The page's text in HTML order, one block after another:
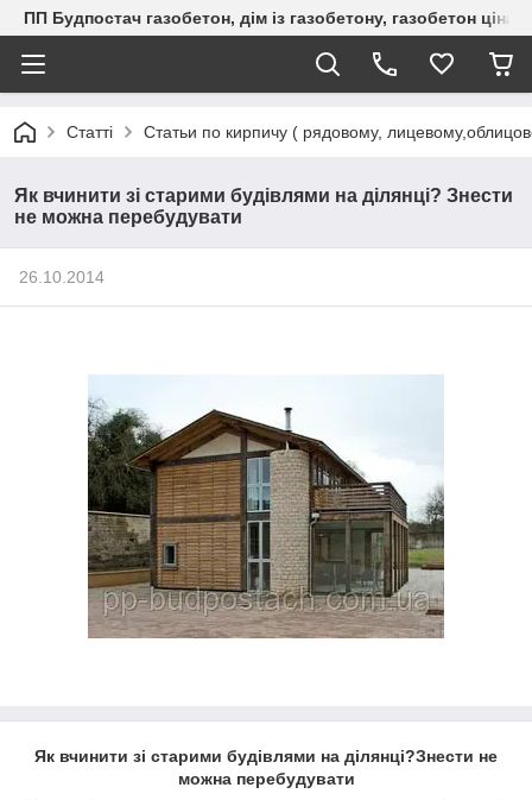
ПП Будпостач газобетон, дім із газобетону, газобетон
Статті Статьи по кирпичу ( рядовому,
Як вчинити зі старими будівлями на ділянці? Знести
не можна перебудувати
26.10.2014
Як вчинити зі старими будівлями на ділянці?Знести не
можна перебудувати